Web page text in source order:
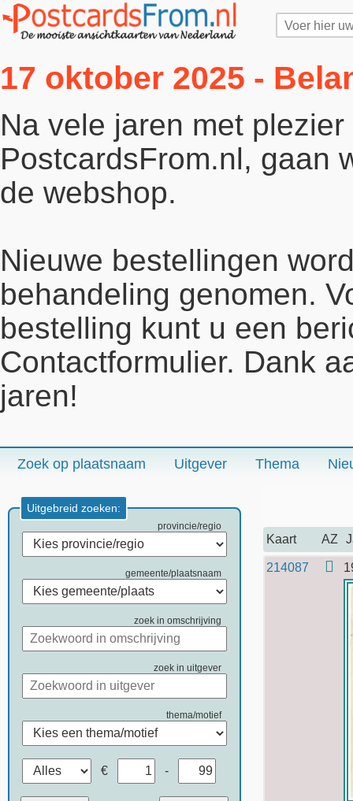
17 oktober 2025 -
Na vele jaren met
PostcardsFrom.nl, gaan
de webshop.
Nieuwe bestellingen
behandeling genomen.
bestelling kunt u een
Contactformulier. Dank
jaren!
Zoek op plaatsnaam Uitgever Thema
Uitgebreid zoeken:
provincie/regio
gemeente/plaatsnaam
zoek in omschrijving
zoek in uitgever
thema/motief
€ -
Kaart AZ
214087